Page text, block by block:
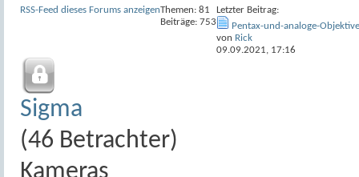
RSS-Feed dieses Forums anzeigenThemen: 81
Beiträge: 753
Letzter Beitrag:
Pentax-und-analoge-Objektive
von Rick
09.09.2021, 17:16
Sigma
(46 Betrachter)